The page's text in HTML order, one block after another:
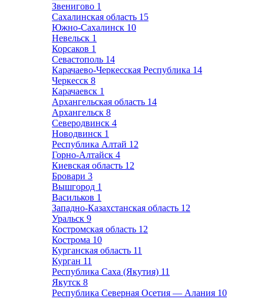
Звенигово 1
Сахалинская область 15
Южно-Сахалинск 10
Невельск 1
Корсаков 1
Севастополь 14
Карачаево-Черкесская Республика 14
Черкесск 8
Карачаевск 1
Архангельская область 14
Архангельск 8
Северодвинск 4
Новодвинск 1
Республика Алтай 12
Горно-Алтайск 4
Киевская область 12
Бровари 3
Вышгород 1
Васильков 1
Западно-Казахстанская область 12
Уральск 9
Костромская область 12
Кострома 10
Курганская область 11
Курган 11
Республика Саха (Якутия) 11
Якутск 8
Республика Северная Осетия — Алания 10